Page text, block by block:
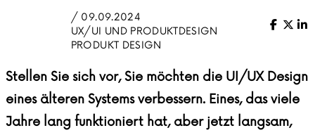
/ 09.09.2024
UX/UI UND PRODUKTDESIGN
PRODUKT DESIGN
X
Stellen Sie sich vor, Sie möchten die UI/UX Design
eines älteren Systems verbessern. Eines, das viele
Jahre lang funktioniert hat, aber jetzt langsam,